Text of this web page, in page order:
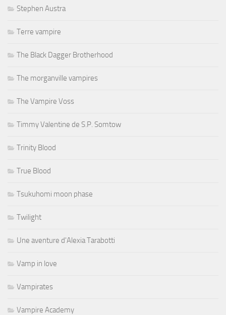
Stephen Austra
Terre vampire
The Black Dagger Brotherhood
The morganville vampires
The Vampire Voss
Timmy Valentine de S.P. Somtow
Trinity Blood
True Blood
Tsukuhomi moon phase
Twilight
Une aventure d'Alexia Tarabotti
Vamp in love
Vampirates
Vampire Academy